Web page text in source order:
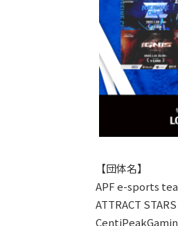
【団体名】
APF e-sports
ATTRACT